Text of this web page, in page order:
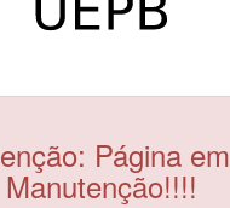
Página em
Manutenção!!!!